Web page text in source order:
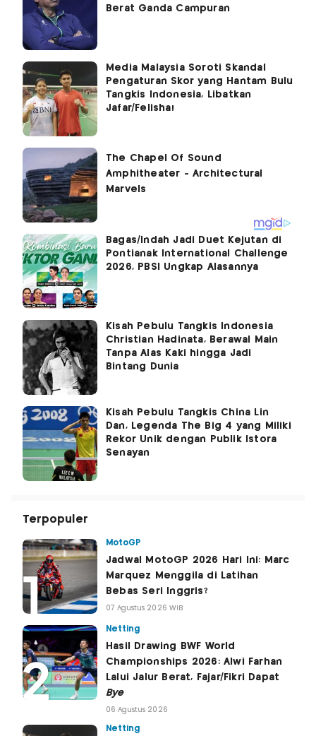
Berat Ganda Campuran
Media Malaysia Soroti Skandal
Pengaturan Skor yang Hantam Bulu
Tangkis Indonesia, Libatkan
Jafar/Felisha!
Bagas/Indah Jadi Duet Kejutan di
Pontianak International Challenge
2026, PBSI Ungkap Alasannya
Kisah Pebulu Tangkis Indonesia
Christian Hadinata, Berawal Main
Tanpa Alas Kaki hingga Jadi
Bintang Dunia
Kisah Pebulu Tangkis China Lin
Dan, Legenda The Big 4 yang Miliki
Rekor Unik dengan Publik Istora
Senayan
Terpopuler
MotoGP
Jadwal MotoGP 2026 Hari Ini: Marc
Marquez Menggila di Latihan
Bebas Seri Inggris?
07 Agustus 2026 WIB
Netting
Hasil Drawing BWF World
Championships 2026: Alwi Farhan
Lalui Jalur Berat, Fajar/Fikri Dapat
Bye
06 Agustus 2026
Netting